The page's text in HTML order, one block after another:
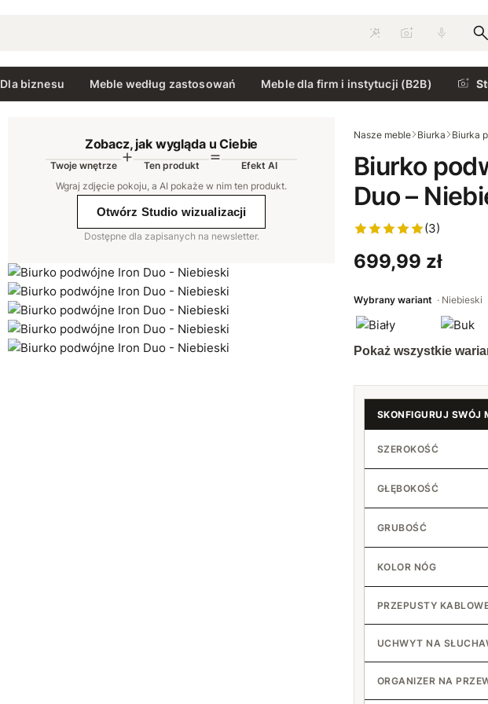
Dla biznesu Meble według zastosowań Meble dla firm i instytucji (B2B)
Zobacz, jak wygląda u Ciebie
Twoje wnętrze Ten produkt
Efekt AI
Wgraj zdjęcie pokoju, a AI pokaże w nim ten produkt.
Otwórz Studio wizualizacji
Dostępne dla zapisanych na newsletter.
Nasze meble Biurka Biurka
Biurko
Duo –
(3)
699,99 zł
Wybrany wariant Niebieski
Pokaż wszystkie
SKONFIGURUJ SWÓJ
SZEROKOŚĆ
160 cm
161 cm
162 cm
163 cm
164 cm
GŁĘBOKOŚĆ
60 cm
61 cm
62 cm
63 cm
GRUBOŚĆ
18 mm
36 mm
KOLOR NÓG
Czarne 71 cm
Białe 71 cm
Chromowane 71 cm
PRZEPUSTY
Nie
Okrągłe
UCHWYT NA
Nie
ORGANIZER NA